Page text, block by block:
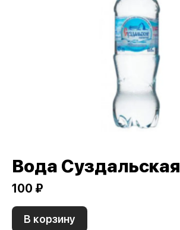
Вода Суздальская
100 ₽
В корзину